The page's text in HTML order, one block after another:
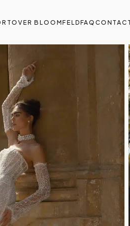
OVER BLOOMFELDFAQ